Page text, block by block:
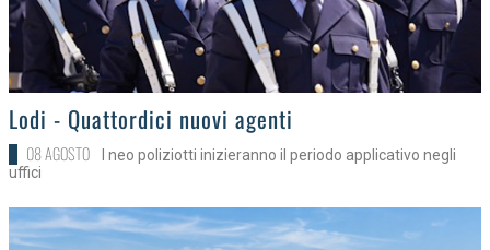
>Lodi - Quattordici nuovi agenti
08 AGOSTO
I neo poliziotti inizieranno il periodo applicativo negli
uffici